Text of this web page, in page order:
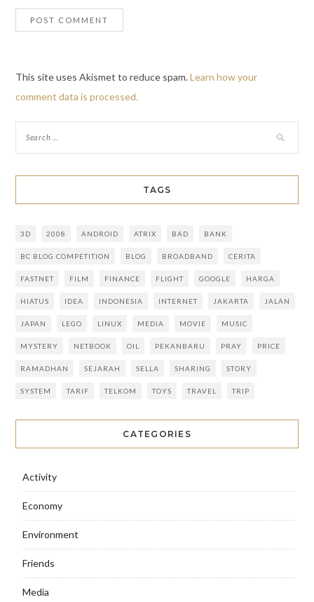
This site uses Akismet to reduce spam.Learn how your
comment data is processed.
TAGS
3D 2008 ANDROID ATRIX BAD BANK
BC BLOG COMPETITION BLOG BROADBAND CERITA
FASTNET FILM FINANCE FLIGHT GOOGLE HARGA
HIATUS IDEA INDONESIA INTERNET JAKARTA JALAN
JAPAN LEGO LINUX MEDIA MOVIE MUSIC
MYSTERY NETBOOK OIL PEKANBARU PRAY PRICE
RAMADHAN SEJARAH SELLA SHARING STORY
SYSTEM TARIF TELKOM TOYS TRAVEL TRIP
CATEGORIES
Activity
Economy
Environment
Friends
Media